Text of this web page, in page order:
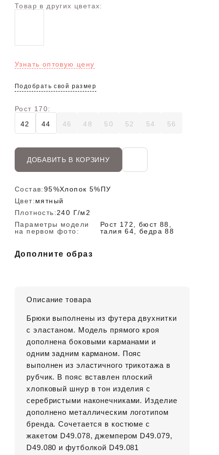
Товар в других цветах:
Узнать оптовую цену
Подобрать свой размер
Рост 170:
42
44 46 48 50 52 54 56
ДОБАВИТЬ В КОРЗИНУ
Состав:95%Хлопок 5%ПУ
Цвет:мятный
Плотность:240 Г/м2
Параметры модели
на первом фото:
Рост 172, бюст 88,
талия 64, бедра 88
Дополните образ
Описание товара
Брюки выполнены из футера двухнитки
с эластаном. Модель прямого кроя
дополнена боковыми карманами и
одним задним карманом. Пояс
выполнен из эластичного трикотажа в
рубчик. В пояс вставлен плоский
хлопковый шнур в тон изделия с
серебристыми наконечниками. Изделие
дополнено металлическим логотипом
бренда. Сочетается в костюме с
жакетом D49.078, джемпером D49.079,
D49.080 и футболкой D49.081